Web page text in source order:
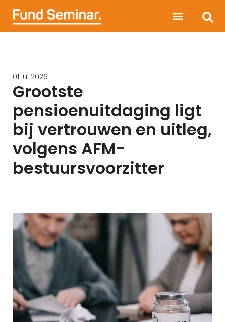
01 jul 2026
Grootste
pensioenuitdaging ligt
bij vertrouwen en uitleg,
volgens AFM-
bestuursvoorzitter